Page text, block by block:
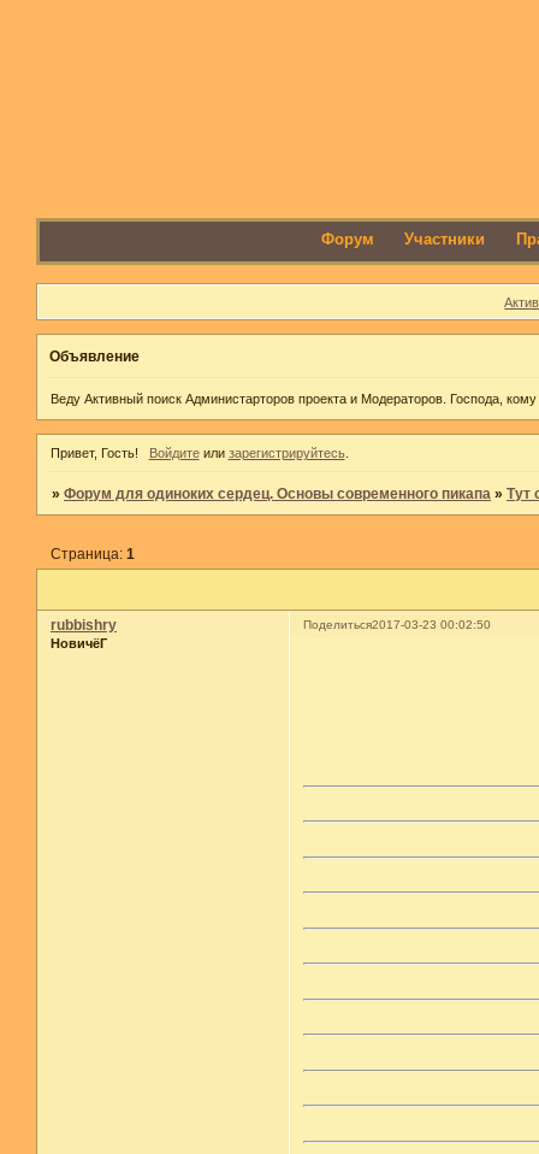
Форум Участники
Объявление
Веду Активный поиск Администарторов проекта и Модераторов. Господа,
Привет, Гость! Войдитеили зарегистрируйтесь.
»Форум для одиноких сердец. Основы современного пикапа »Тут
Страница:1
Поделиться2017-03-23 00:02:50
rubbishry
НовичёГ